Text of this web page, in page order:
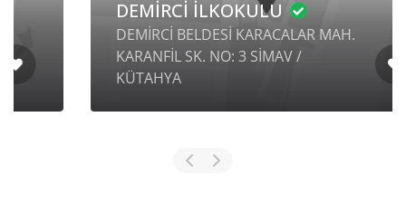
DEMİRCİ İLKOKULU
DEMİRCİ BELDESİ KARACALAR MAH.
KARANFİL SK. NO: 3 SİMAV /
KÜTAHYA